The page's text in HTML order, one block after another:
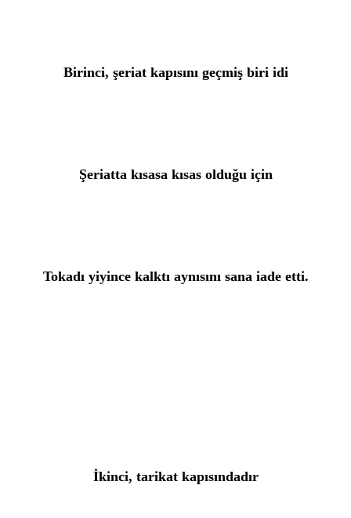
Birinci, şeriat kapısını geçmiş biri idi
Şeriatta kısasa kısas olduğu için
Tokadı yiyince kalktı aynısını sana iade etti.
İkinci, tarikat kapısındadır